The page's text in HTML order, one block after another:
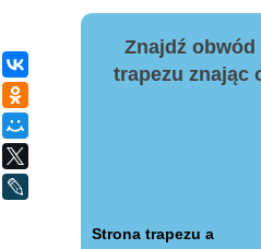
Znajdź
trapezu znając
Strona trapezu a